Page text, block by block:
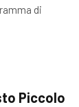
di
Piccolo